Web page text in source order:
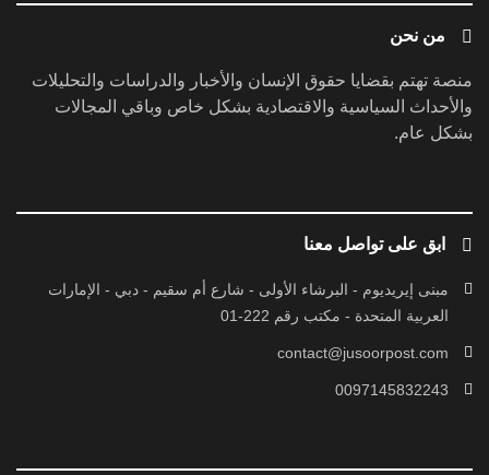
من نحن
منصة تهتم بقضايا حقوق الإنسان والأخبار والدراسات والتحليلات
والأحداث السياسية والاقتصادية بشكل خاص وباقي المجالات
بشكل عام.
ابق على تواصل معنا
مبنى إيريديوم - البرشاء الأولى - شارع أم سقيم - دبي - الإمارات
العربية المتحدة - مكتب رقم 222-01
contact@jusoorpost.com
0097145832243